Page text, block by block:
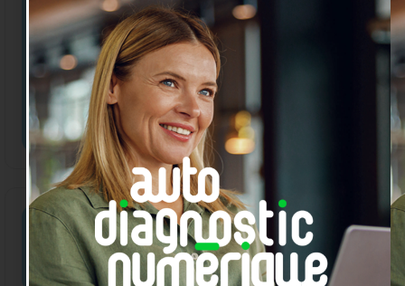
SEP
28
Découvrez comment
l’Intelligence artificielle
peut booster votre activité
artisanale
FIND OUT MORE
OCT
08
12h30 - 13h30
Lancez vous sur Tiktok
FIND OUT MORE